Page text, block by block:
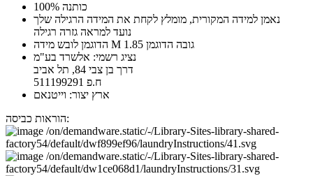
100% כותנה
נאמן למידה המקורית, מומלץ לקחת את המידה הרגילה שלך
נועד למראה גזרה רגילה
הדוגמן לובש מידה M גובה הדוגמן 1.85
נציג רשמי: אלשרד בע"מ
דרך בן צבי 84, תל אביב
ח.פ 511199291
ארץ יצור: וייטנאם
הוראות כביסה: